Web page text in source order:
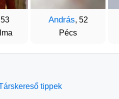
András, 52
Pécs
tippek